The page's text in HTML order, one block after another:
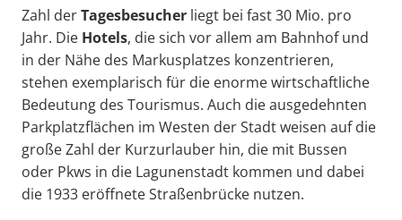
Zahl derTagesbesucher liegt bei fast 30 Mio. pro
Jahr. Die Hotels, die sich vor allem am Bahnhof und
in der Nähe des Markusplatzes konzentrieren,
stehen exemplarisch für die enorme wirtschaftliche
Bedeutung des Tourismus. Auch die ausgedehnten
Parkplatzflächen im Westen der Stadt weisen auf die
große Zahl der Kurzurlauber hin, die mit Bussen
oder Pkws in die Lagunenstadt kommen und dabei
die 1933 eröffnete Straßenbrücke nutzen.